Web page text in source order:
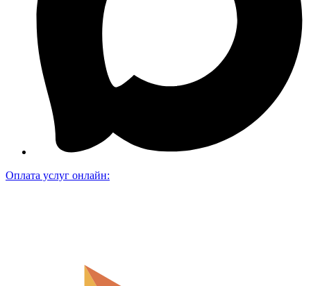
Оплата услуг онлайн: